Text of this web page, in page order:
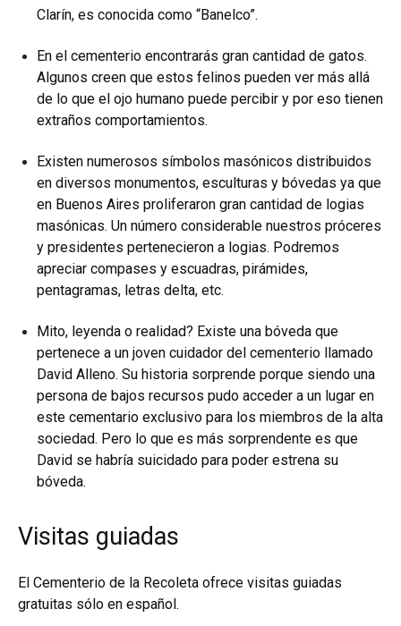
Clarín, es conocida como “Banelco”.
En el cementerio encontrarás gran cantidad de gatos.
Algunos creen que estos felinos pueden ver más allá
de lo que el ojo humano puede percibir y por eso tienen
extraños comportamientos.
Existen numerosos símbolos masónicos distribuidos
en diversos monumentos, esculturas y bóvedas ya que
en Buenos Aires proliferaron gran cantidad de logias
masónicas. Un número considerable nuestros próceres
y presidentes pertenecieron a logias. Podremos
apreciar compases y escuadras, pirámides,
pentagramas, letras delta, etc.
Mito, leyenda o realidad? Existe una bóveda que
pertenece a un joven cuidador del cementerio llamado
David Alleno. Su historia sorprende porque siendo una
persona de bajos recursos pudo acceder a un lugar en
este cementario exclusivo para los miembros de la alta
sociedad. Pero lo que es más sorprendente es que
David se habría suicidado para poder estrena su
bóveda.
Visitas guiadas
El Cementerio de la Recoleta ofrece visitas guiadas
gratuitas sólo en español.